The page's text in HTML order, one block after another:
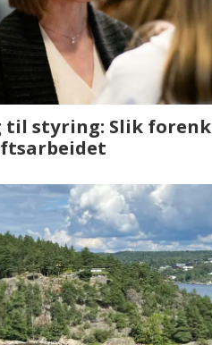
med AI. Slik